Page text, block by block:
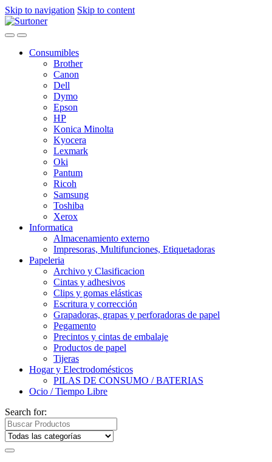
Skip to navigation Skip to content
Consumibles
Brother
Canon
Dell
Dymo
Epson
HP
Konica Minolta
Kyocera
Lexmark
Oki
Pantum
Ricoh
Samsung
Toshiba
Xerox
Informatica
Almacenamiento externo
Impresoras, Multifunciones, Etiquetadoras
Papeleria
Archivo y Clasificacion
Cintas y adhesivos
Clips y gomas elásticas
Escritura y corrección
Grapadoras, grapas y perforadoras de papel
Pegamento
Precintos y cintas de embalaje
Productos de papel
Tijeras
Hogar y Electrodomésticos
PILAS DE CONSUMO / BATERIAS
Ocio / Tiempo Libre
Search for: